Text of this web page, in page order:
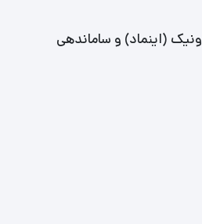
(اینماد) و ساماندهی